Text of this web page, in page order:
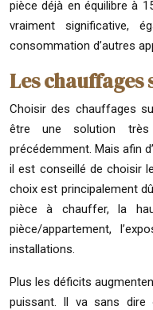
pièce déjà en équilibre à
vraiment significative,
consommation d’autres
Les chauffages
Choisir des chauffages
être une solution
précédemment. Mais afin
il est conseillé de choisir
choix est principalement
pièce à chauffer, la
pièce/appartement,
installations.
Plus les déficits
puissant. Il va sans dire